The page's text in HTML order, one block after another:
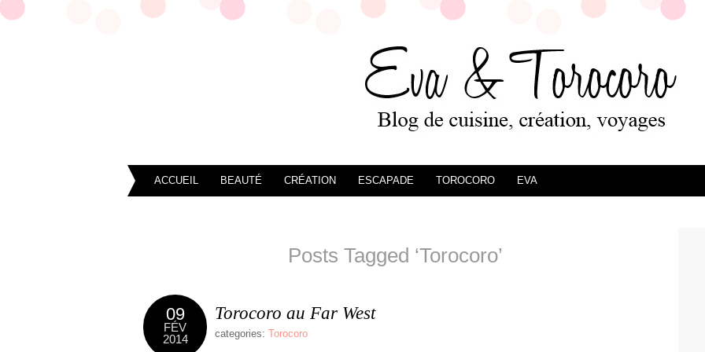
ACCUEIL BEAUTÉ CRÉATION ESCAPADE TOROCORO EVA
Posts Tagged ‘Torocoro’
09
FÉV
2014
Torocoro au Far West
categories: Torocoro